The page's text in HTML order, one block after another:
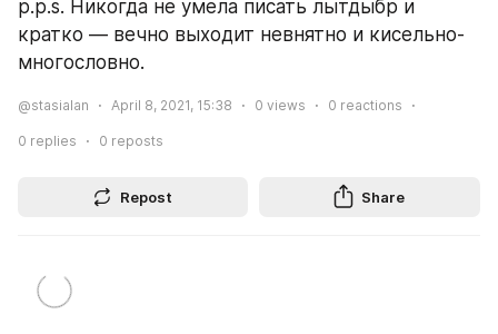
p.p.s. Никогда не умела писать лытдыбр и
кратко — вечно выходит невнятно и кисельно-
многословно.
@stasialan April 8, 2021, 15:38 0 views 0 reactions
0 replies 0 reposts
Repost Share